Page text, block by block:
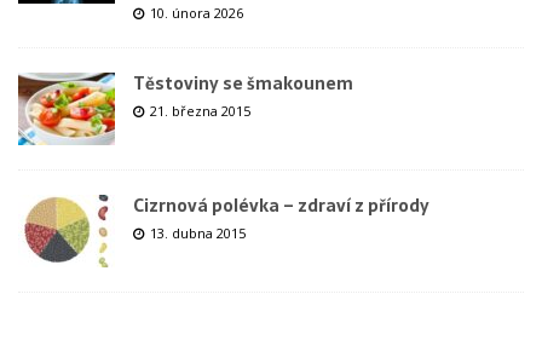
10. února 2026
Těstoviny se šmakounem
21. března 2015
Cizrnová polévka – zdraví z přírody
13. dubna 2015